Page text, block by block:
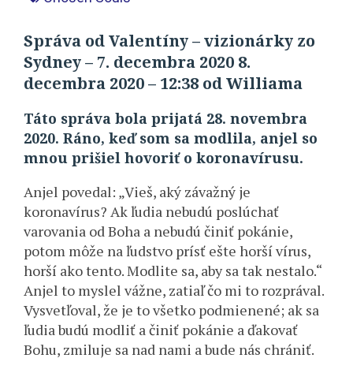
Správa od Valentíny – vizionárky zo
Sydney – 7. decembra 2020 8.
decembra 2020 – 12:38 od Williama
Táto správa bola prijatá 28. novembra
2020. Ráno, keď som sa modlila, anjel so
mnou prišiel hovoriť o koronavírusu.
Anjel povedal: „Vieš, aký závažný je
koronavírus? Ak ľudia nebudú poslúchať
varovania od Boha a nebudú činiť pokánie,
potom môže na ľudstvo prísť ešte horší vírus,
horší ako tento. Modlite sa, aby sa tak nestalo.“
Anjel to myslel vážne, zatiaľ čo mi to rozprával.
Vysvetľoval, že je to všetko podmienené; ak sa
ľudia budú modliť a činiť pokánie a ďakovať
Bohu, zmiluje sa nad nami a bude nás chrániť.